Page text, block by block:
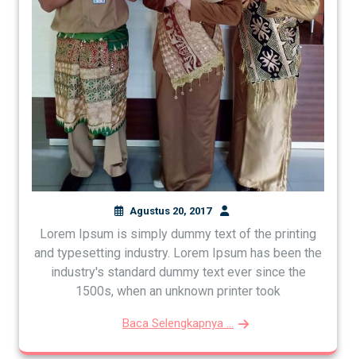
Agustus 20, 2017
Lorem Ipsum is simply dummy text of the printing
and typesetting industry. Lorem Ipsum has been the
industry's standard dummy text ever since the
1500s, when an unknown printer took
Baca Selengkapnya ...